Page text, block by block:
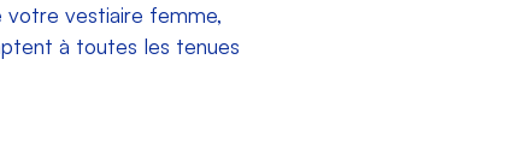
votre vestiaire femme,
à toutes les tenues